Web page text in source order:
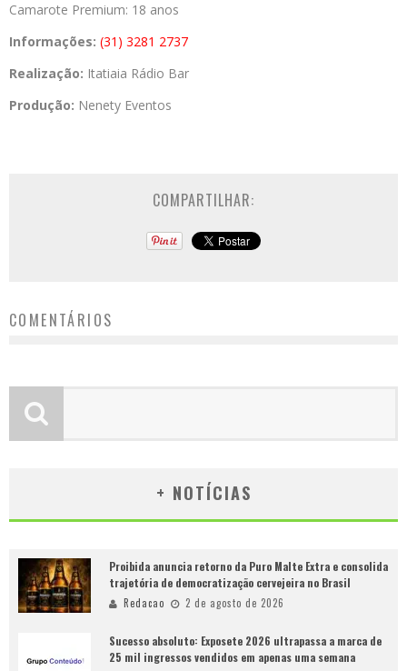
Camarote Premium: 18 anos
Informações: (31) 3281 2737
Realização: Itatiaia Rádio Bar
Produção: Nenety Eventos
COMPARTILHAR:
COMENTÁRIOS
+ NOTÍCIAS
Proibida anuncia retorno da Puro Malte Extra e consolida
trajetória de democratização cervejeira no Brasil
Redacao 2 de agosto de 2026
Sucesso absoluto: Exposete 2026 ultrapassa a marca de
25 mil ingressos vendidos em apenas uma semana